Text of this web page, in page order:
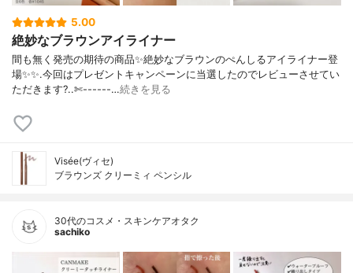
5.00
絶妙なブラウンアイライナー
間も無く発売の期待の商品✨絶妙なブラウンのぺんしるアイライナー登
場✨✨.今回はプレゼントキャンペーンに当選したのでレビューさせてい
ただきます?..✄------…続きを見る
Visée(ヴィセ)
ブラウンズ クリーミィ ペンシル
30代のコスメ・スキンケアオタク
sachiko